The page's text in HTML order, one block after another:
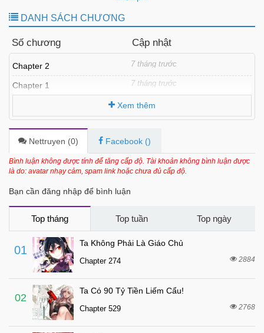
DANH SÁCH CHƯƠNG
Số chương Cập nhật
Chapter 2 7 tháng trước
Chapter 1 7 tháng trước
Xem thêm
Nettruyen (0) Facebook ()
Bình luận không được tính để tăng cấp độ. Tài khoản không bình luận được
là do: avatar nhạy cảm, spam link hoặc chưa đủ cấp độ.
Bạn cần đăng nhập để bình luận
Top tháng Top tuần Top ngày
01
Ta Không Phải Là Giáo Chủ
Chapter 274 2884
02
Ta Có 90 Tỷ Tiền Liếm Cẩu!
Chapter 529 2768